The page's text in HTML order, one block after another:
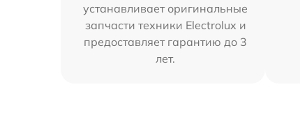
устанавливает оригинальные
запчасти техники Electrolux и
предоставляет гарантию до 3
лет.